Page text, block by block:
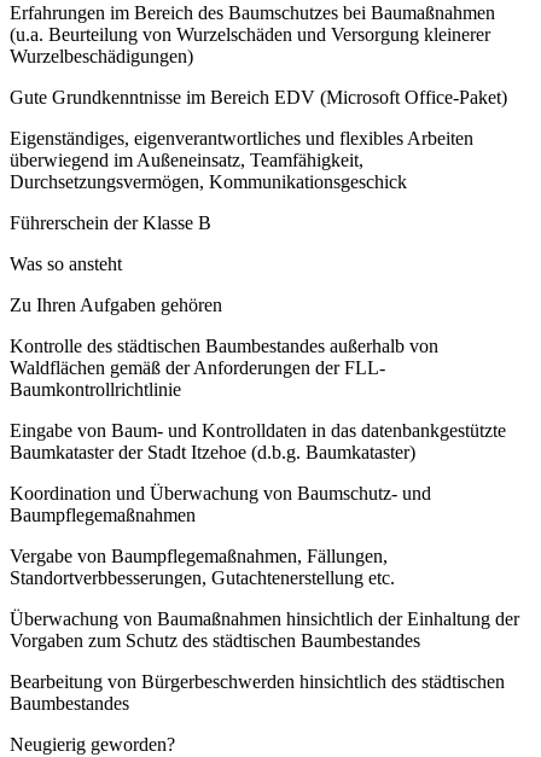
Erfahrungen im Bereich des Baumschutzes bei Baumaßnahmen
(u.a. Beurteilung von Wurzelschäden und Versorgung kleinerer
Wurzelbeschädigungen)
Gute Grundkenntnisse im Bereich EDV (Microsoft Office-Paket)
Eigenständiges, eigenverantwortliches und flexibles Arbeiten
überwiegend im Außeneinsatz, Teamfähigkeit,
Durchsetzungsvermögen, Kommunikationsgeschick
Führerschein der Klasse B
Was so ansteht
Zu Ihren Aufgaben gehören
Kontrolle des städtischen Baumbestandes außerhalb von
Waldflächen gemäß der Anforderungen der FLL-
Baumkontrollrichtlinie
Eingabe von Baum- und Kontrolldaten in das datenbankgestützte
Baumkataster der Stadt Itzehoe (d.b.g. Baumkataster)
Koordination und Überwachung von Baumschutz- und
Baumpflegemaßnahmen
Vergabe von Baumpflegemaßnahmen, Fällungen,
Standortverbbesserungen, Gutachtenerstellung etc.
Überwachung von Baumaßnahmen hinsichtlich der Einhaltung der
Vorgaben zum Schutz des städtischen Baumbestandes
Bearbeitung von Bürgerbeschwerden hinsichtlich des städtischen
Baumbestandes
Neugierig geworden?